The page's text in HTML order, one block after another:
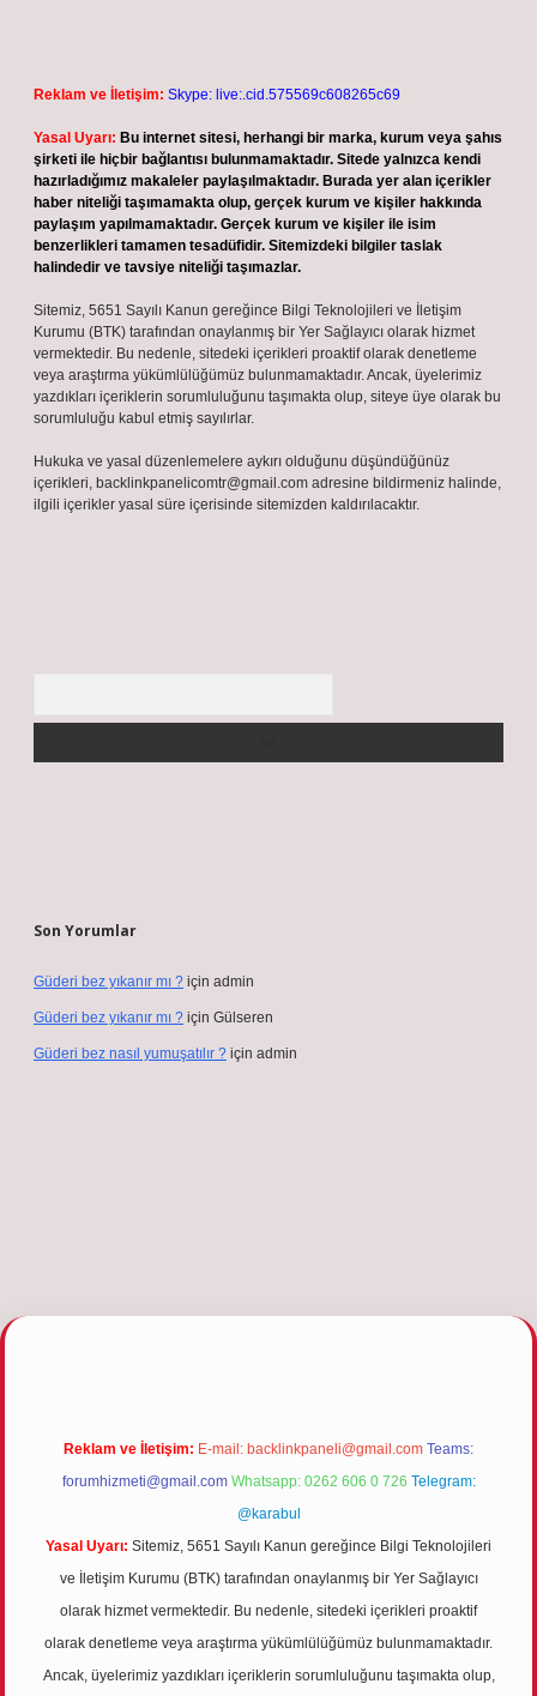
Reklam ve İletişim: Skype: live:.cid.575569c608265c69
Yasal Uyarı: Bu internet sitesi, herhangi bir marka, kurum veya şahıs
şirketi ile hiçbir bağlantısı bulunmamaktadır. Sitede yalnızca kendi
hazırladığımız makaleler paylaşılmaktadır. Burada yer alan içerikler
haber niteliği taşımamakta olup, gerçek kurum ve kişiler hakkında
paylaşım yapılmamaktadır. Gerçek kurum ve kişiler ile isim
benzerlikleri tamamen tesadüfidir. Sitemizdeki bilgiler taslak
halindedir ve tavsiye niteliği taşımazlar.
Sitemiz, 5651 Sayılı Kanun gereğince Bilgi Teknolojileri ve İletişim
Kurumu (BTK) tarafından onaylanmış bir Yer Sağlayıcı olarak hizmet
vermektedir. Bu nedenle, sitedeki içerikleri proaktif olarak denetleme
veya araştırma yükümlülüğümüz bulunmamaktadır. Ancak, üyelerimiz
yazdıkları içeriklerin sorumluluğunu taşımakta olup, siteye üye olarak bu
sorumluluğu kabul etmiş sayılırlar.
Hukuka ve yasal düzenlemelere aykırı olduğunu düşündüğünüz
içerikleri, backlinkpanelicomtr@gmail.com adresine bildirmeniz halinde,
ilgili içerikler yasal süre içerisinde sitemizden kaldırılacaktır.
Son Yorumlar
Güderi bez yıkanır mı ? için admin
Güderi bez yıkanır mı ? için Gülseren
Güderi bez nasıl yumuşatılır ? için admin
Reklam ve İletişim: E-mail: backlinkpaneli@gmail.com Teams:
forumhizmeti@gmail.com Whatsapp: 0262 606 0 726 Telegram:
@karabul
Yasal Uyarı: Sitemiz, 5651 Sayılı Kanun gereğince Bilgi Teknolojileri
ve İletişim Kurumu (BTK) tarafından onaylanmış bir Yer Sağlayıcı
olarak hizmet vermektedir. Bu nedenle, sitedeki içerikleri proaktif
olarak denetleme veya araştırma yükümlülüğümüz bulunmamaktadır.
Ancak, üyelerimiz yazdıkları içeriklerin sorumluluğunu taşımakta olup,